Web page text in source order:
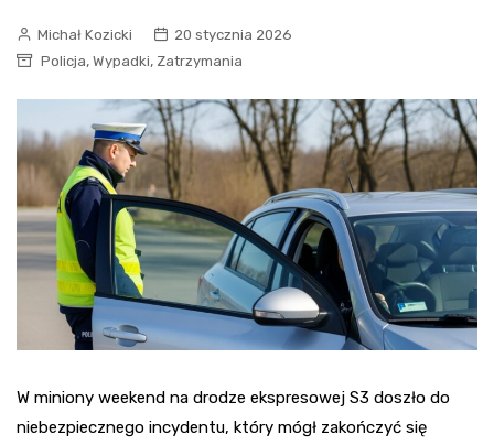
Michał Kozicki
20 stycznia 2026
Policja, Wypadki, Zatrzymania
W miniony weekend na drodze ekspresowej S3 doszło do
niebezpiecznego incydentu, który mógł zakończyć się